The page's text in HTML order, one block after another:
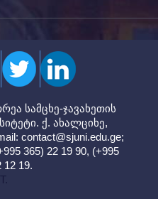
სამცხე-ჯავახეთის
ქ. ახალციხე,
contact@sjuni.edu.ge;
365) 22 19 90, (+995
12 19.